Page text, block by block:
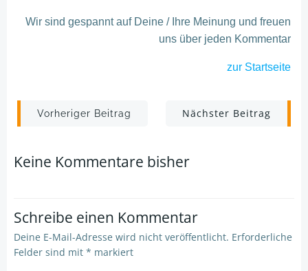
Wir sind gespannt auf Deine / Ihre Meinung und freuen
uns über jeden Kommentar
zur Startseite
Post
navigation
Vorheriger Beitrag
Post
navigation
Nächster Beitrag
Keine Kommentare bisher
Schreibe einen Kommentar
Deine E-Mail-Adresse wird nicht veröffentlicht. Erforderliche
Felder sind mit * markiert